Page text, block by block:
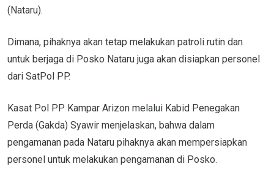
(Nataru).
Dimana, pihaknya akan tetap melakukan patroli rutin dan
untuk berjaga di Posko Nataru juga akan disiapkan personel
dari SatPol PP.
Kasat Pol PP Kampar Arizon melalui Kabid Penegakan
Perda (Gakda) Syawir menjelaskan, bahwa dalam
pengamanan pada Nataru pihaknya akan mempersiapkan
personel untuk melakukan pengamanan di Posko.